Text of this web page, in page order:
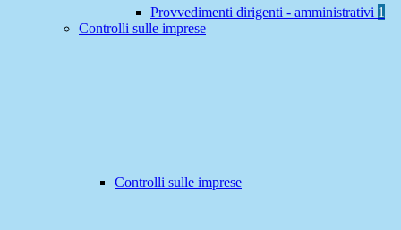
Provvedimenti dirigenti - amministrativi 1
Controlli sulle imprese
Controlli sulle imprese